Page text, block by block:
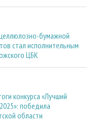
бумажной
стал исполнительным
ЦБК
конкурса «Лучший
победила
области